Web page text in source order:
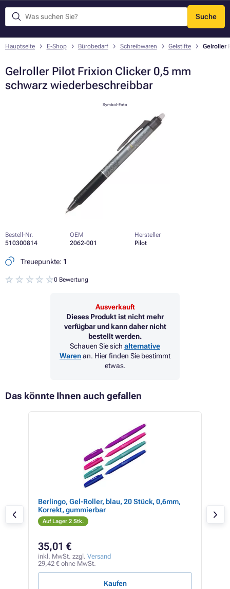
Suche
Menü
Hauptseite E-Shop Bürobedarf Schreibwaren Gelstifte Gelroller
Gelroller Pilot Frixion Clicker 0,5 mm
schwarz wiederbeschreibbar
Symbol-Foto
Bestell-Nr.
510300814
OEM
2062-001
Hersteller
Pilot
Treuepunkte: 1
0 Bewertung
Ausverkauft
Dieses Produkt ist nicht mehr
verfügbar und kann daher nicht
bestellt werden.
Schauen Sie sich alternative
Warenan. Hier finden Sie bestimmt
etwas.
Das könnte Ihnen auch gefallen
Berlingo, Gel-Roller, blau, 20 Stück, 0,6mm,
Korrekt, gummierbar
Auf Lager 2 Stk.
35,01 €
inkl. MwSt. zzgl. Versand
29,42 € ohne MwSt.
Kaufen